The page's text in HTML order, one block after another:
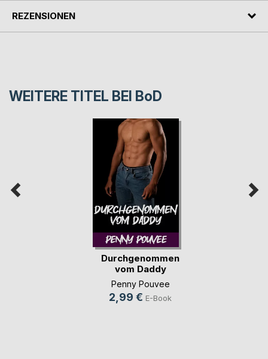
REZENSIONEN
WEITERE TITEL BEI BoD
Durchgenommen
vom Daddy
Penny Pouvee
2,99 € E-Book